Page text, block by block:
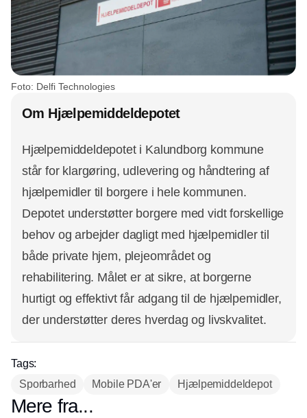
Foto: Delfi Technologies
Om Hjælpemiddeldepotet
Hjælpemiddeldepotet i Kalundborg kommune
står for klargøring, udlevering og håndtering af
hjælpemidler til borgere i hele kommunen.
Depotet understøtter borgere med vidt forskellige
behov og arbejder dagligt med hjælpemidler til
både private hjem, plejeområdet og
rehabilitering. Målet er at sikre, at borgerne
hurtigt og effektivt får adgang til de hjælpemidler,
der understøtter deres hverdag og livskvalitet.
Tags:
Sporbarhed
Mobile PDA'er Hjælpemiddeldepot
Mere fra...